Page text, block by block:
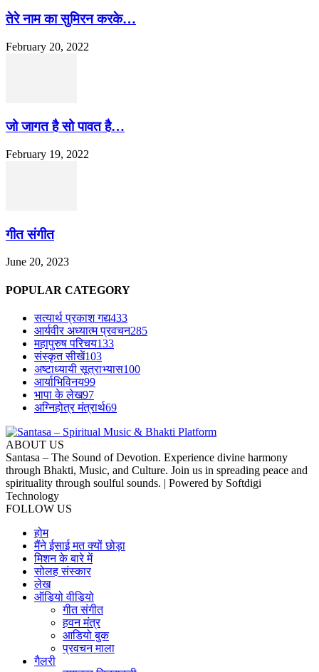
तेरे नाम का सुमिरन करके…
February 20, 2022
जो जागत है सो पावत है…
February 19, 2022
गीत संगीत
June 20, 2023
POPULAR CATEGORY
सत्यार्थ प्रकाश गद्य433
आर्यवीर अध्यात्म प्रवचन285
महापुरुष परिचय133
संस्कृत सीखें103
अष्टाध्यायी सूत्राभ्यास100
आर्याभिविनय99
भापा के लेख97
अग्निहोत्र मंत्रार्थ69
ABOUT US
Santasa – The Sound of Devotion. Experience divine harmony
through Bhakti, Music, and Culture. Join us in spreading peace and
spirituality through soulful sounds. | Powered by Softdigi
Technology
FOLLOW US
होम
मैंने ईसाई मत क्यों छोड़ा
मिशन के बारे में
सोलह संस्कार
लेख
ऑडियो वीडियो
गीत संगीत
हवन मंत्र
आडियो बुक
प्रवचन माला
गैलरी